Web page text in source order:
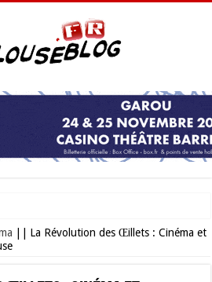
2026 : l’événement incontournable de
La Révolution des Œillets : Cinéma et